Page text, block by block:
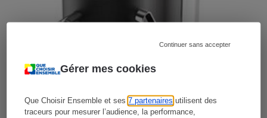
Gérer mes cookies
Que Choisir Ensemble et ses7 partenaires utilisent des
traceurs pour mesurer l’audience, la performance,
Continuer sans accepter